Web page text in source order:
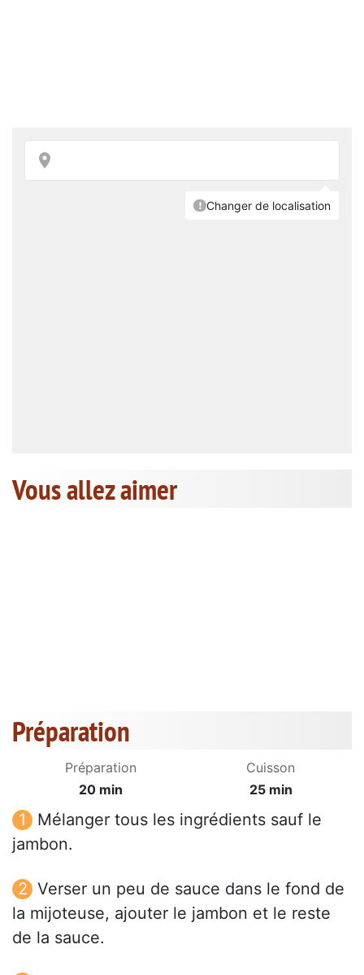
Vous allez aimer
Préparation
Préparation
20 min
Cuisson
25 min
Mélanger tous les ingrédients sauf le
jambon.
Verser un peu de sauce dans le fond de
la mijoteuse, ajouter le jambon et le reste
de la sauce.